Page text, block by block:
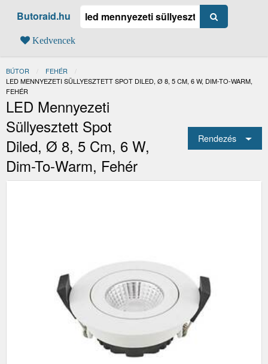
Butoraid.hu
Kedvencek
BÚTOR
FEHÉR
JELENLEGI:
LED MENNYEZETI SÜLLYESZTETT SPOT DILED, Ø 8, 5 CM, 6 W, DIM-TO-WARM,
FEHÉR
LED Mennyezeti
Süllyesztett Spot
Diled, Ø 8, 5 Cm, 6 W,
Dim-To-Warm, Fehér
Rendezés